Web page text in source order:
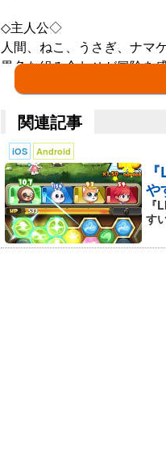
◇主人公◇
人間、ねこ、うさぎ、ナマ
異色な組み合わせが冒険を
装備やスキンで強化して、
◇なかま◇
魅力的な「なかま」が主人
一発逆転のスキルはドラマ
自分だけの最強のチームを
記憶を失った主人公は不思
草原、砂漠、火山。そして
関連記事
iOS Android
や
す